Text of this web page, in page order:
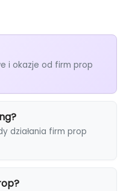
i okazje od firm prop
działania firm prop